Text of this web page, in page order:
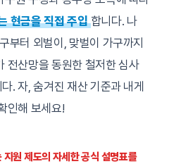
현금을 직접 주입 합니다. 나
부터 외벌이, 맞벌이 가구까지
전산망을 동원한 철저한 심사
. 자, 숨겨진 재산 기준과 내게
인해 보세요!
지원 제도의 자세한 공식 설명표를